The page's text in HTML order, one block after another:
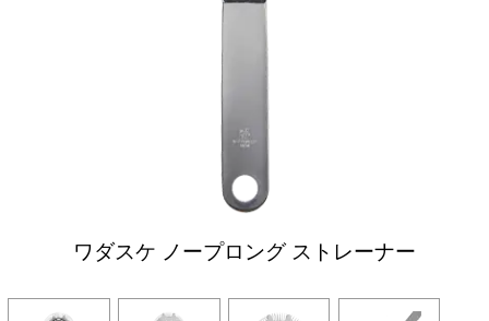
ワダスケ ノープロング ストレーナー